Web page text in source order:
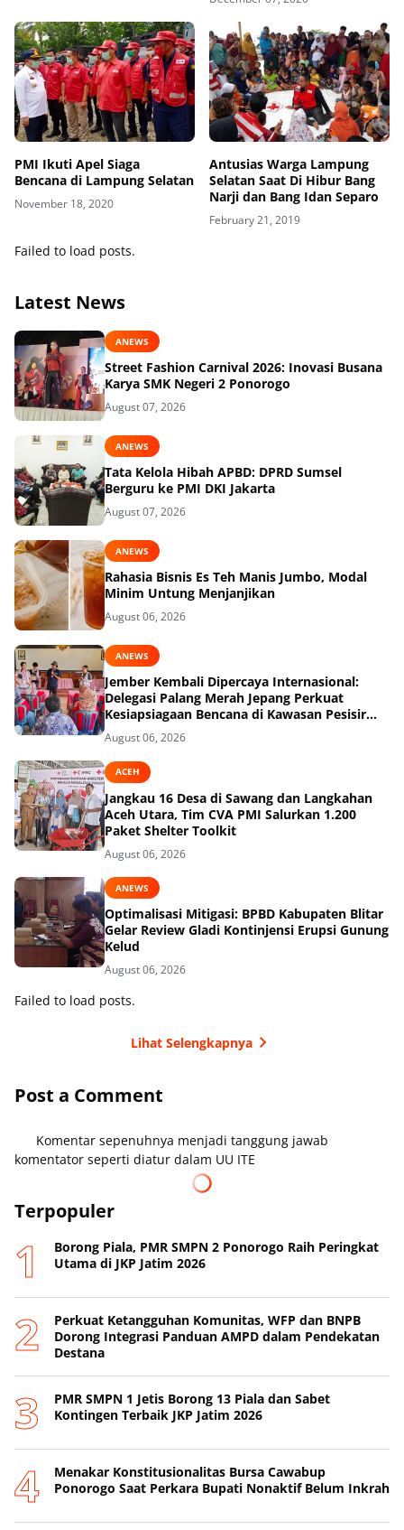
PMI Ikuti Apel Siaga
Bencana di Lampung Selatan
November 18, 2020
Antusias Warga Lampung
Selatan Saat Di Hibur Bang
Narji dan Bang Idan Separo
February 21, 2019
Failed to load posts.
Latest News
ANEWS
Street Fashion Carnival 2026: Inovasi Busana
Karya SMK Negeri 2 Ponorogo
August 07, 2026
ANEWS
Tata Kelola Hibah APBD: DPRD Sumsel
Berguru ke PMI DKI Jakarta
August 07, 2026
ANEWS
Rahasia Bisnis Es Teh Manis Jumbo, Modal
Minim Untung Menjanjikan
August 06, 2026
ANEWS
Jember Kembali Dipercaya Internasional:
Delegasi Palang Merah Jepang Perkuat
Kesiapsiagaan Bencana di Kawasan Pesisir
dan Sekolah
August 06, 2026
ACEH
Jangkau 16 Desa di Sawang dan Langkahan
Aceh Utara, Tim CVA PMI Salurkan 1.200
Paket Shelter Toolkit
August 06, 2026
ANEWS
Optimalisasi Mitigasi: BPBD Kabupaten Blitar
Gelar Review Gladi Kontinjensi Erupsi Gunung
Kelud
August 06, 2026
Failed to load posts.
Lihat Selengkapnya
Post a Comment
Komentar sepenuhnya menjadi tanggung jawab
komentator seperti diatur dalam UU ITE
Terpopuler
Borong Piala, PMR SMPN 2 Ponorogo Raih Peringkat
Utama di JKP Jatim 2026
Perkuat Ketangguhan Komunitas, WFP dan BNPB
Dorong Integrasi Panduan AMPD dalam Pendekatan
Destana
PMR SMPN 1 Jetis Borong 13 Piala dan Sabet
Kontingen Terbaik JKP Jatim 2026
Menakar Konstitusionalitas Bursa Cawabup
Ponorogo Saat Perkara Bupati Nonaktif Belum Inkrah